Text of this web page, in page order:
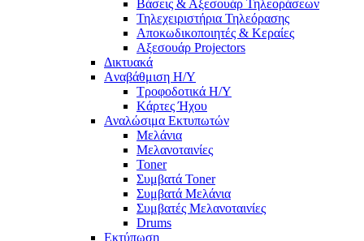
Βάσεις & Αξεσουάρ Τηλεοράσεων
Τηλεχειριστήρια Τηλεόρασης
Αποκωδικοποιητές & Κεραίες
Αξεσουάρ Projectors
Δικτυακά
Aναβάθμιση Η/Υ
Τροφοδοτικά Η/Υ
Kάρτες Ήχου
Αναλώσιμα Εκτυπωτών
Μελάνια
Μελανοταινίες
Toner
Συμβατά Toner
Συμβατά Μελάνια
Συμβατές Μελανοταινίες
Drums
Εκτύπωση